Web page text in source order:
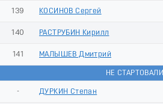
139 КОСИНОВ Сергей
140 РАСТРУБИН Кирилл
141 МАЛЫШЕВ Дмитрий
НЕ СТАРТОВАЛИ
- ДУРКИН Степан